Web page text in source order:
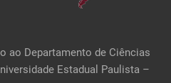
ao Departamento de Ciências
Estadual Paulista –